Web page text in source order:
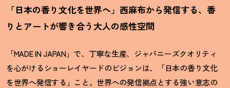
「日本の香り文化を世界へ」西麻布から発信する、香
りとアートが響き合う大人の感性空間
「MADE IN JAPAN」で、丁寧な生産、ジャパニーズクオリティ
を心がけるショーレイヤードのビジョンは、「日本の香り文化
を世界へ発信する」こと。世界への発信拠点とする強い意志の